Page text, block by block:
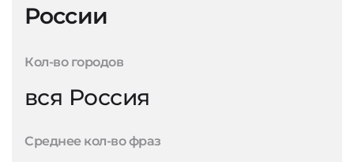
России
Кол-во городов
вся Россия
Среднее кол-во фраз